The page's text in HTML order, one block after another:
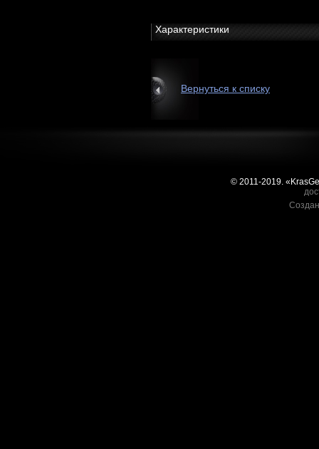
Характеристики
Вернуться к списку
© 2011-2019.